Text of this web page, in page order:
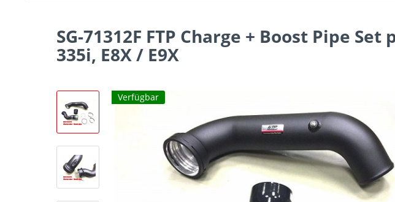
SG-71312F FTP Charge + Boost Pipe
335i, E8X / E9X
Verfügbar